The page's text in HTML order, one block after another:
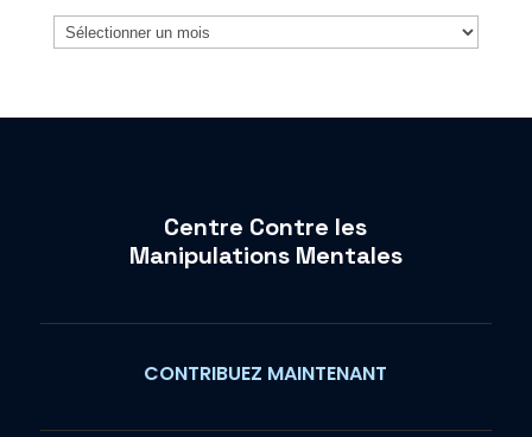
Archives
Centre Contre les
Manipulations Mentales
CONTRIBUEZ MAINTENANT